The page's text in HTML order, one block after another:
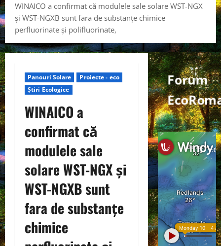
WINAICO a confirmat că modulele sale solare WST-NGX
și WST-NGXB sunt fara de substanțe chimice
perfluorinate și polifluorinate,
Panouri Solare
Proiecte - eco
Știri Ecologice
WINAICO a
confirmat că
modulele sale
solare WST-NGX și
WST-NGXB sunt
fara de substanțe
chimice
Forum